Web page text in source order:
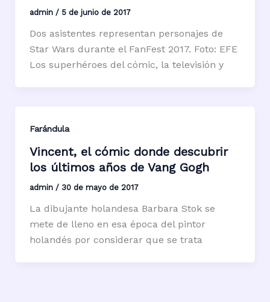
admin / 5 de junio de 2017
Dos asistentes representan personajes de
Star Wars durante el FanFest 2017. Foto: EFE
Los superhéroes del cómic, la televisión y
Farándula
Vincent, el cómic donde descubrir
los últimos años de Vang Gogh
admin / 30 de mayo de 2017
La dibujante holandesa Barbara Stok se
mete de lleno en esa época del pintor
holandés por considerar que se trata